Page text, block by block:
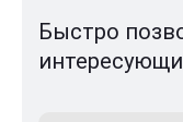
Быстро